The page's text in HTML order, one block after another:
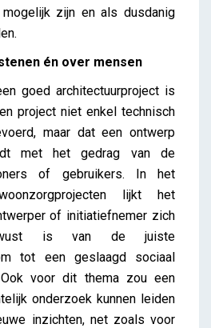
mogelijk zijn en als dusdanig
én over mensen
goed architectuurproject is
project niet enkel technisch
maar dat een ontwerp
met het gedrag van de
of gebruikers. In het
lijkt het
of initiatiefnemer zich
is van de juiste
tot een geslaagd sociaal
voor dit thema zou een
onderzoek kunnen leiden
inzichten, net zoals voor